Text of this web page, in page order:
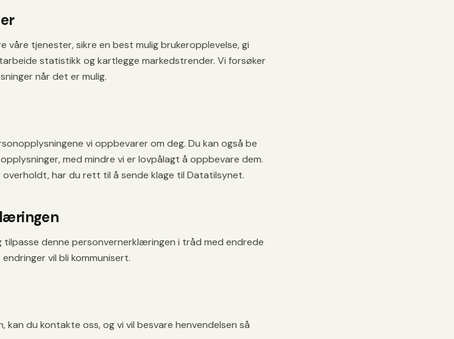
våre tjenester, sikre en best mulig brukeropplevelse, gi
statistikk og kartlegge markedstrender. Vi forsøker
når det er mulig.
vi oppbevarer om deg. Du kan også be
med mindre vi er lovpålagt å oppbevare dem.
har du rett til å sende klage til Datatilsynet.
denne personvernerklæringen i tråd med endrede
vil bli kommunisert.
du kontakte oss, og vi vil besvare henvendelsen så